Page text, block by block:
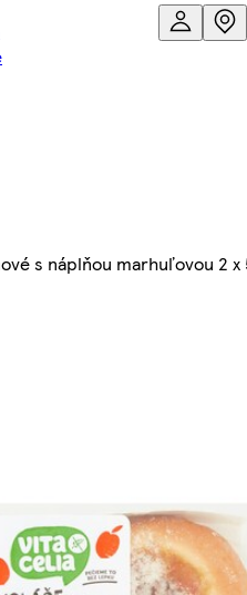
s náplňou marhuľovou 2 x